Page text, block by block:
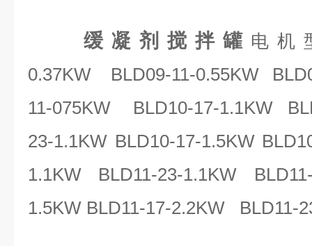
缓凝剂搅拌罐 电机
0.37KW BLD09-11-0.55KW
11-075KW BLD10-17-1.1KW
23-1.1KW BLD10-17-1.5KW
1.1KW BLD11-23-1.1KW
1.5KW BLD11-17-2.2KW BLD11-